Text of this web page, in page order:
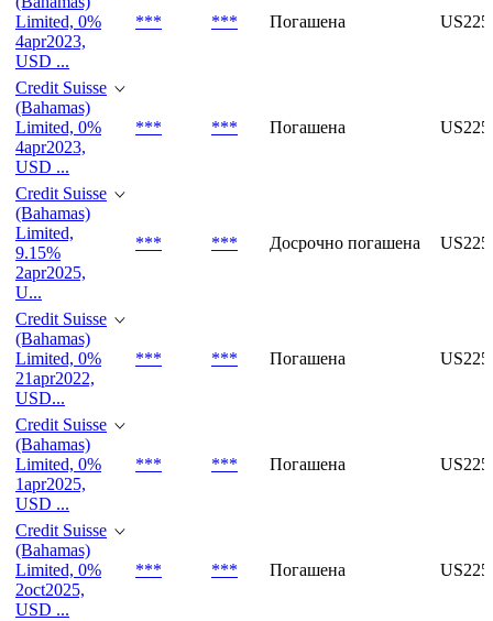
Limited, 0%
4apr2023,
USD ...
*** *** Погашена
Credit Suisse
(Bahamas)
Limited, 0%
4apr2023,
USD ...
*** *** Погашена
Credit Suisse
(Bahamas)
Limited,
9.15%
2apr2025,
U...
*** *** Досрочно погашена
Credit Suisse
(Bahamas)
Limited, 0%
21apr2022,
USD...
*** *** Погашена
Credit Suisse
(Bahamas)
Limited, 0%
1apr2025,
USD ...
*** *** Погашена
Credit Suisse
(Bahamas)
Limited, 0%
2oct2025,
USD ...
*** *** Погашена